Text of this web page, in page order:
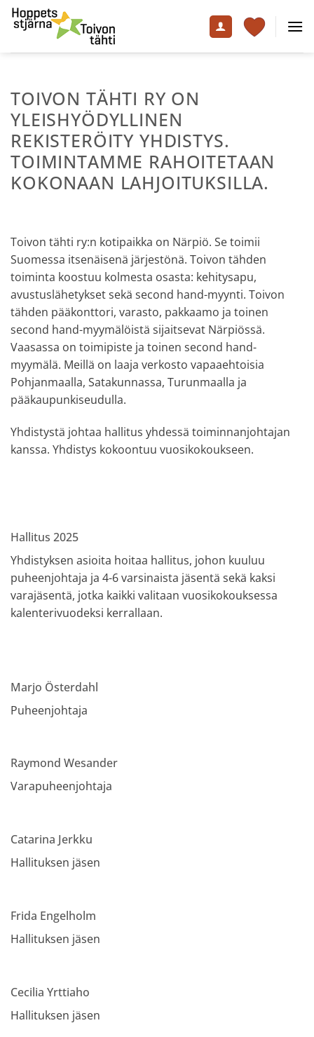
Skip
TOIVON TÄHTI RY ON
YLEISHYÖDYLLINEN
REKISTERÖITY YHDISTYS.
TOIMINTAMME RAHOITETAAN
KOKONAAN LAHJOITUKSILLA.
Toivon tähti ry:n kotipaikka on Närpiö. Se toimii
Suomessa itsenäisenä järjestönä. Toivon tähden
toiminta koostuu kolmesta osasta: kehitysapu,
avustuslähetykset sekä second hand-myynti. Toivon
tähden pääkonttori, varasto, pakkaamo ja toinen
second hand-myymälöistä sijaitsevat Närpiössä.
Vaasassa on toimipiste ja toinen second hand-
myymälä. Meillä on laaja verkosto vapaaehtoisia
Pohjanmaalla, Satakunnassa, Turunmaalla ja
pääkaupunkiseudulla.
Yhdistystä johtaa hallitus yhdessä toiminnanjohtajan
kanssa. Yhdistys kokoontuu vuosikokoukseen.
Hallitus 2025
Yhdistyksen asioita hoitaa hallitus, johon kuuluu
puheenjohtaja ja 4-6 varsinaista jäsentä sekä kaksi
varajäsentä, jotka kaikki valitaan vuosikokouksessa
kalenterivuodeksi kerrallaan.
Marjo Österdahl
Puheenjohtaja
Raymond Wesander
Varapuheenjohtaja
Catarina Jerkku
Hallituksen jäsen
Frida Engelholm
Hallituksen jäsen
Cecilia Yrttiaho
Hallituksen jäsen